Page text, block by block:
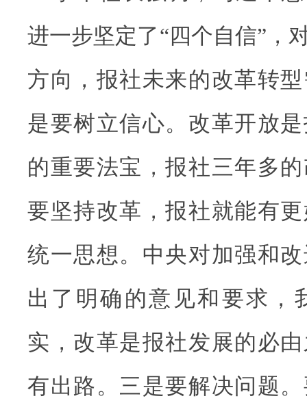
进一步坚定了“四个自信”，
方向，报社未来的改革转
是要树立信心。改革开放
的重要法宝，报社三年多
要坚持改革，报社就能有
统一思想。中央对加强和
出了明确的意见和要求，
实，改革是报社发展的必
有出路。三是要解决问题